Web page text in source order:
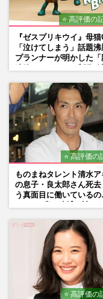
⭐ 高評価の
『ゼスプリキウイ』母
「泣けてしまう」話題沸
プランナーが明かした「
⭐ 高評価の
ものまねタレント清水ア
の息子・良太郎さん死去
う真面目に働いているの
⭐ 高評価の